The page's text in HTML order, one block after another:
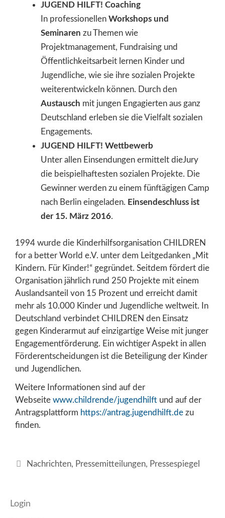
JUGEND HILFT! Coaching
In professionellen Workshops und
Seminaren zu Themen wie
Projektmanagement, Fundraising und
Öffentlichkeitsarbeit lernen Kinder und
Jugendliche, wie sie ihre sozialen Projekte
weiterentwickeln können. Durch den
Austausch mit jungen Engagierten aus ganz
Deutschland erleben sie die Vielfalt sozialen
Engagements.
JUGEND HILFT! Wettbewerb
Unter allen Einsendungen ermittelt dieJury
die beispielhaftesten sozialen Projekte. Die
Gewinner werden zu einem fünftägigen Camp
nach Berlin eingeladen. Einsendeschluss ist
der 15. März 2016.
1994 wurde die Kinderhilfsorganisation CHILDREN
for a better World e.V. unter dem Leitgedanken „Mit
Kindern. Für Kinder!“ gegründet. Seitdem fördert die
Organisation jährlich rund 250 Projekte mit einem
Auslandsanteil von 15 Prozent und erreicht damit
mehr als 10.000 Kinder und Jugendliche weltweit. In
Deutschland verbindet CHILDREN den Einsatz
gegen Kinderarmut auf einzigartige Weise mit junger
Engagementförderung. Ein wichtiger Aspekt in allen
Förderentscheidungen ist die Beteiligung der Kinder
und Jugendlichen.
Weitere Informationen sind auf der
Webseite www.childrende/jugendhilf und auf der
Antragsplattform https://antrag.jugendhilft.de zu
finden.
Kategorien
Nachrichten, Pressemitteilungen, Pressespiegel
Login